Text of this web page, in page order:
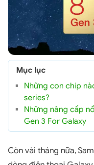
Mục lục
Những con chip
series?
Những nâng cấp
Gen 3 For Galaxy
Còn vài tháng nữa,